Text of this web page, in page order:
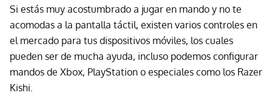
Si estás muy acostumbrado a jugar en mando y no te
acomodas a la pantalla táctil, existen varios controles en
el mercado para tus dispositivos móviles, los cuales
pueden ser de mucha ayuda, incluso podemos configurar
mandos de Xbox, PlayStation o especiales como los Razer
Kishi.